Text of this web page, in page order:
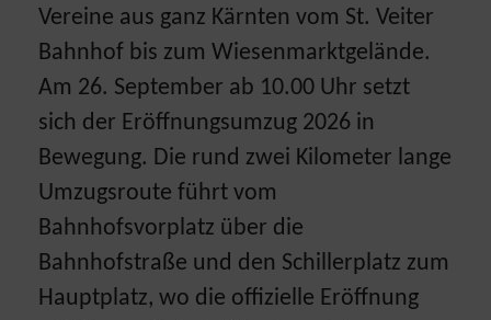
Vereine aus ganz Kärnten vom St. Veiter
Bahnhof bis zum Wiesenmarktgelände.
Am 26. September ab 10.00 Uhr setzt
sich der Eröffnungsumzug 2026 in
Bewegung. Die rund zwei Kilometer lange
Umzugsroute führt vom
Bahnhofsvorplatz über die
Bahnhofstraße und den Schillerplatz zum
Hauptplatz, wo die offizielle Eröffnung